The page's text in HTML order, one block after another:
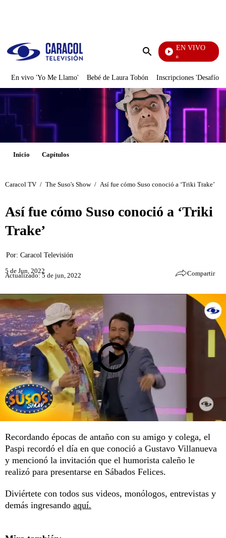
Enviar
EN VIVO
También Caerás
En vivo 'Yo Me Llamo' Bebé de Laura Tobón Inscripciones 'Desafío'
Inicio Capítulos
Caracol TV / The Suso's Show / Así fue cómo Suso conoció a ‘Triki Trake’
Así fue cómo Suso conoció a ‘Triki
Trake’
Por: Caracol Televisión
5 de Jun, 2022
Actualizado: 5 de jun, 2022 Compartir
Recordando épocas de antaño con su amigo y colega, el
Paspi recordó el día en que conoció a Gustavo Villanueva
y mencionó la invitación que el humorista caleño le
realizó para presentarse en Sábados Felices.
Diviértete con todos sus videos, monólogos, entrevistas y
demás ingresando aquí.